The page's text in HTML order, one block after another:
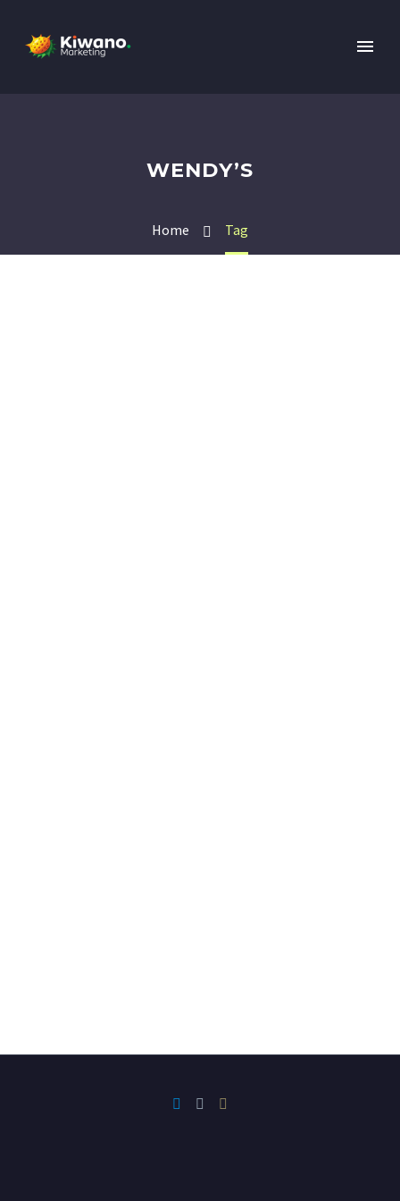
WENDY’S
Home Tag